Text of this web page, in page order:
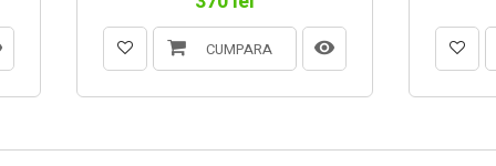
CUMPARA